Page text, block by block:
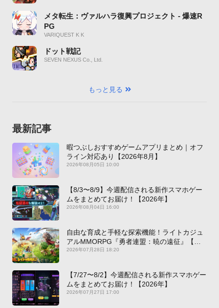
メタ転生：ヴァルハラ復興プロジェクト - 爆速R
PG
VARIQUEST K K
ドット戦記
SEVEN NEXUS Co., Ltd.
もっと見る
最新記事
暇つぶしおすすめゲームアプリまとめ｜オフ
ライン対応あり【2026年8月】
2026年08月05日 10:00
【8/3〜8/9】今週配信される新作スマホゲー
ムをまとめてお届け！【2026年】
2026年08月04日 16:00
自由な育成と手軽な探索機能！ライトカジュ
アルMMORPG『勇者連盟：暁の遠征』【最
新作PICKUP】
2026年07月28日 18:20
【7/27〜8/2】今週配信される新作スマホゲー
ムをまとめてお届け！【2026年】
2026年07月27日 17:00